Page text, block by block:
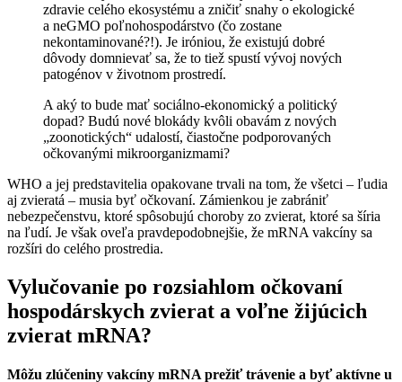
zdravie celého ekosystému a zničiť snahy o ekologické
a neGMO poľnohospodárstvo (čo zostane
nekontaminované?!). Je iróniou, že existujú dobré
dôvody domnievať sa, že to tiež spustí vývoj nových
patogénov v životnom prostredí.
A aký to bude mať sociálno-ekonomický a politický
dopad? Budú nové blokády kvôli obavám z nových
„zoonotických“ udalostí, čiastočne podporovaných
očkovanými mikroorganizmami?
WHO a jej predstavitelia opakovane trvali na tom, že všetci – ľudia
aj zvieratá – musia byť očkovaní. Zámienkou je zabrániť
nebezpečenstvu, ktoré spôsobujú choroby zo zvierat, ktoré sa šíria
na ľudí. Je však oveľa pravdepodobnejšie, že mRNA vakcíny sa
rozšíri do celého prostredia.
Vylučovanie po rozsiahlom očkovaní
hospodárskych zvierat a voľne žijúcich
zvierat mRNA?
Môžu zlúčeniny vakcíny mRNA prežiť trávenie a byť aktívne u